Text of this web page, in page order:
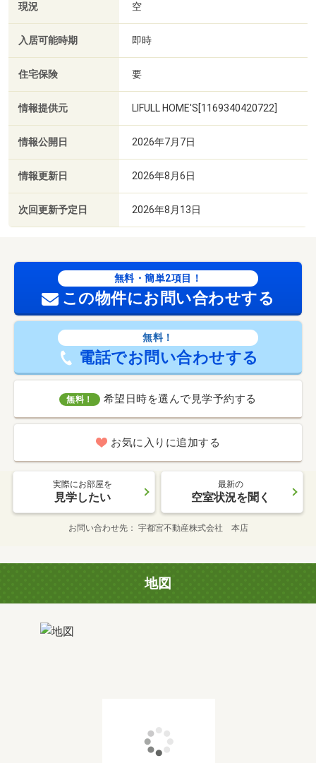
現況 空
入居可能時期 即時
住宅保険 要
情報提供元 LIFULL HOME'S[1169340420722]
情報公開日 2026年7月7日
情報更新日 2026年8月6日
次回更新予定日 2026年8月13日
無料・簡単2項目！
この物件にお問い合わせする
無料！
電話でお問い合わせする
無料！ 希望日時を選んで見学予約する
お気に入りに追加する
実際にお部屋を
見学したい
最新の
空室状況を聞く
お問い合わせ先 宇都宮不動産株式会社 本店
地図